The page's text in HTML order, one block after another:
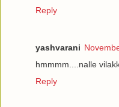
Reply
yashvarani
hmmmm....nalle
Reply